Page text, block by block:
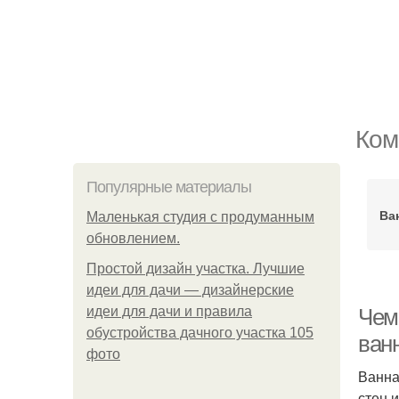
Популярные материалы
Маленькая студия с продуманным
обновлением.
Простой дизайн участка. Лучшие
идеи для дачи — дизайнерские
идеи для дачи и правила
обустройства дачного участка 105
фото